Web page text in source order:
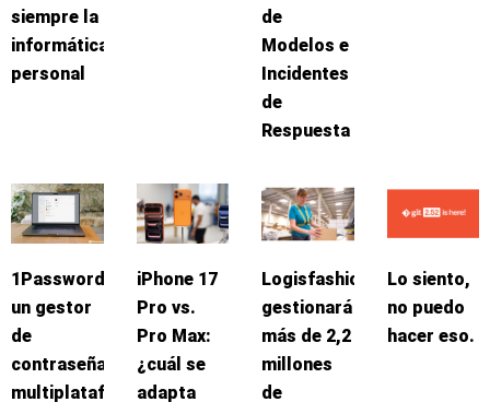
siempre la
informática
personal
de
Modelos e
Incidentes
de
Respuesta
1Password:
un gestor
de
contraseñas
multiplataforma
iPhone 17
Pro vs.
Pro Max:
¿cuál se
adapta
Logisfashion
gestionará
más de 2,2
millones
de
Lo siento,
no puedo
hacer eso.